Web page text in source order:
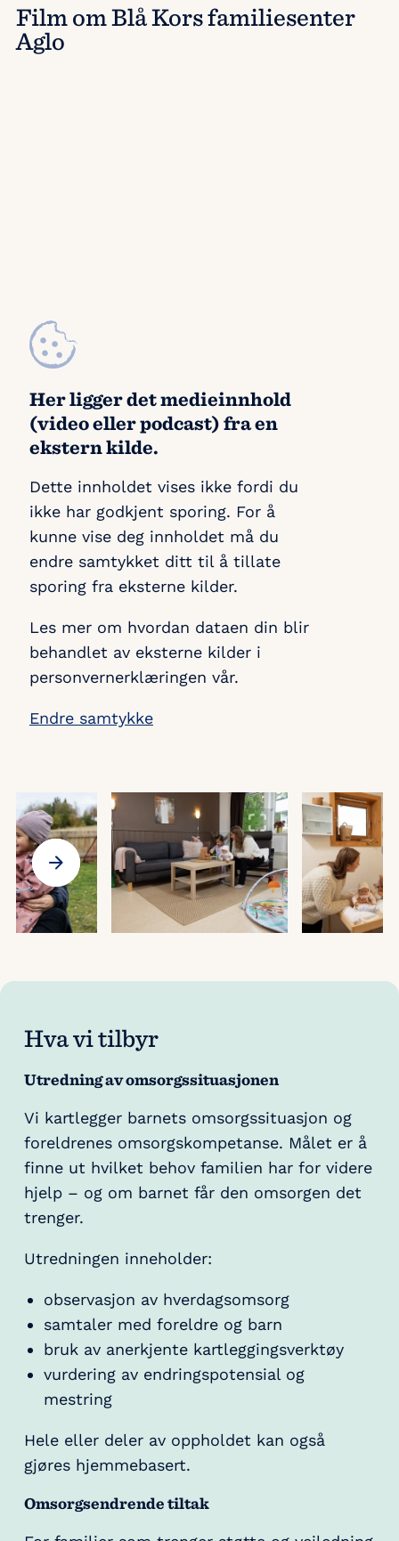
Film om Blå Kors familiesenter
Aglo
Her ligger det medieinnhold
(video eller podcast) fra en
ekstern kilde.
Dette innholdet vises ikke fordi du
ikke har godkjent sporing. For å
kunne vise deg innholdet må du
endre samtykket ditt til å tillate
sporing fra eksterne kilder.
Les mer om hvordan dataen din blir
behandlet av eksterne kilder i
personvernerklæringen vår.
Endre samtykke
Hva vi tilbyr
Utredning av omsorgssituasjonen
Vi kartlegger barnets omsorgssituasjon og
foreldrenes omsorgskompetanse. Målet er å
finne ut hvilket behov familien har for videre
hjelp – og om barnet får den omsorgen det
trenger.
Utredningen inneholder:
observasjon av hverdagsomsorg
samtaler med foreldre og barn
bruk av anerkjente kartleggingsverktøy
vurdering av endringspotensial og
mestring
Hele eller deler av oppholdet kan også
gjøres hjemmebasert.
Omsorgsendrende tiltak